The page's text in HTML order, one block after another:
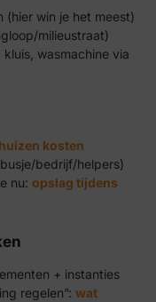
win je het meest)
milieustraat)
wasmachine via
kosten
bedrijf/helpers)
nu:opslag tijdens
+ instanties
regelen”:wat